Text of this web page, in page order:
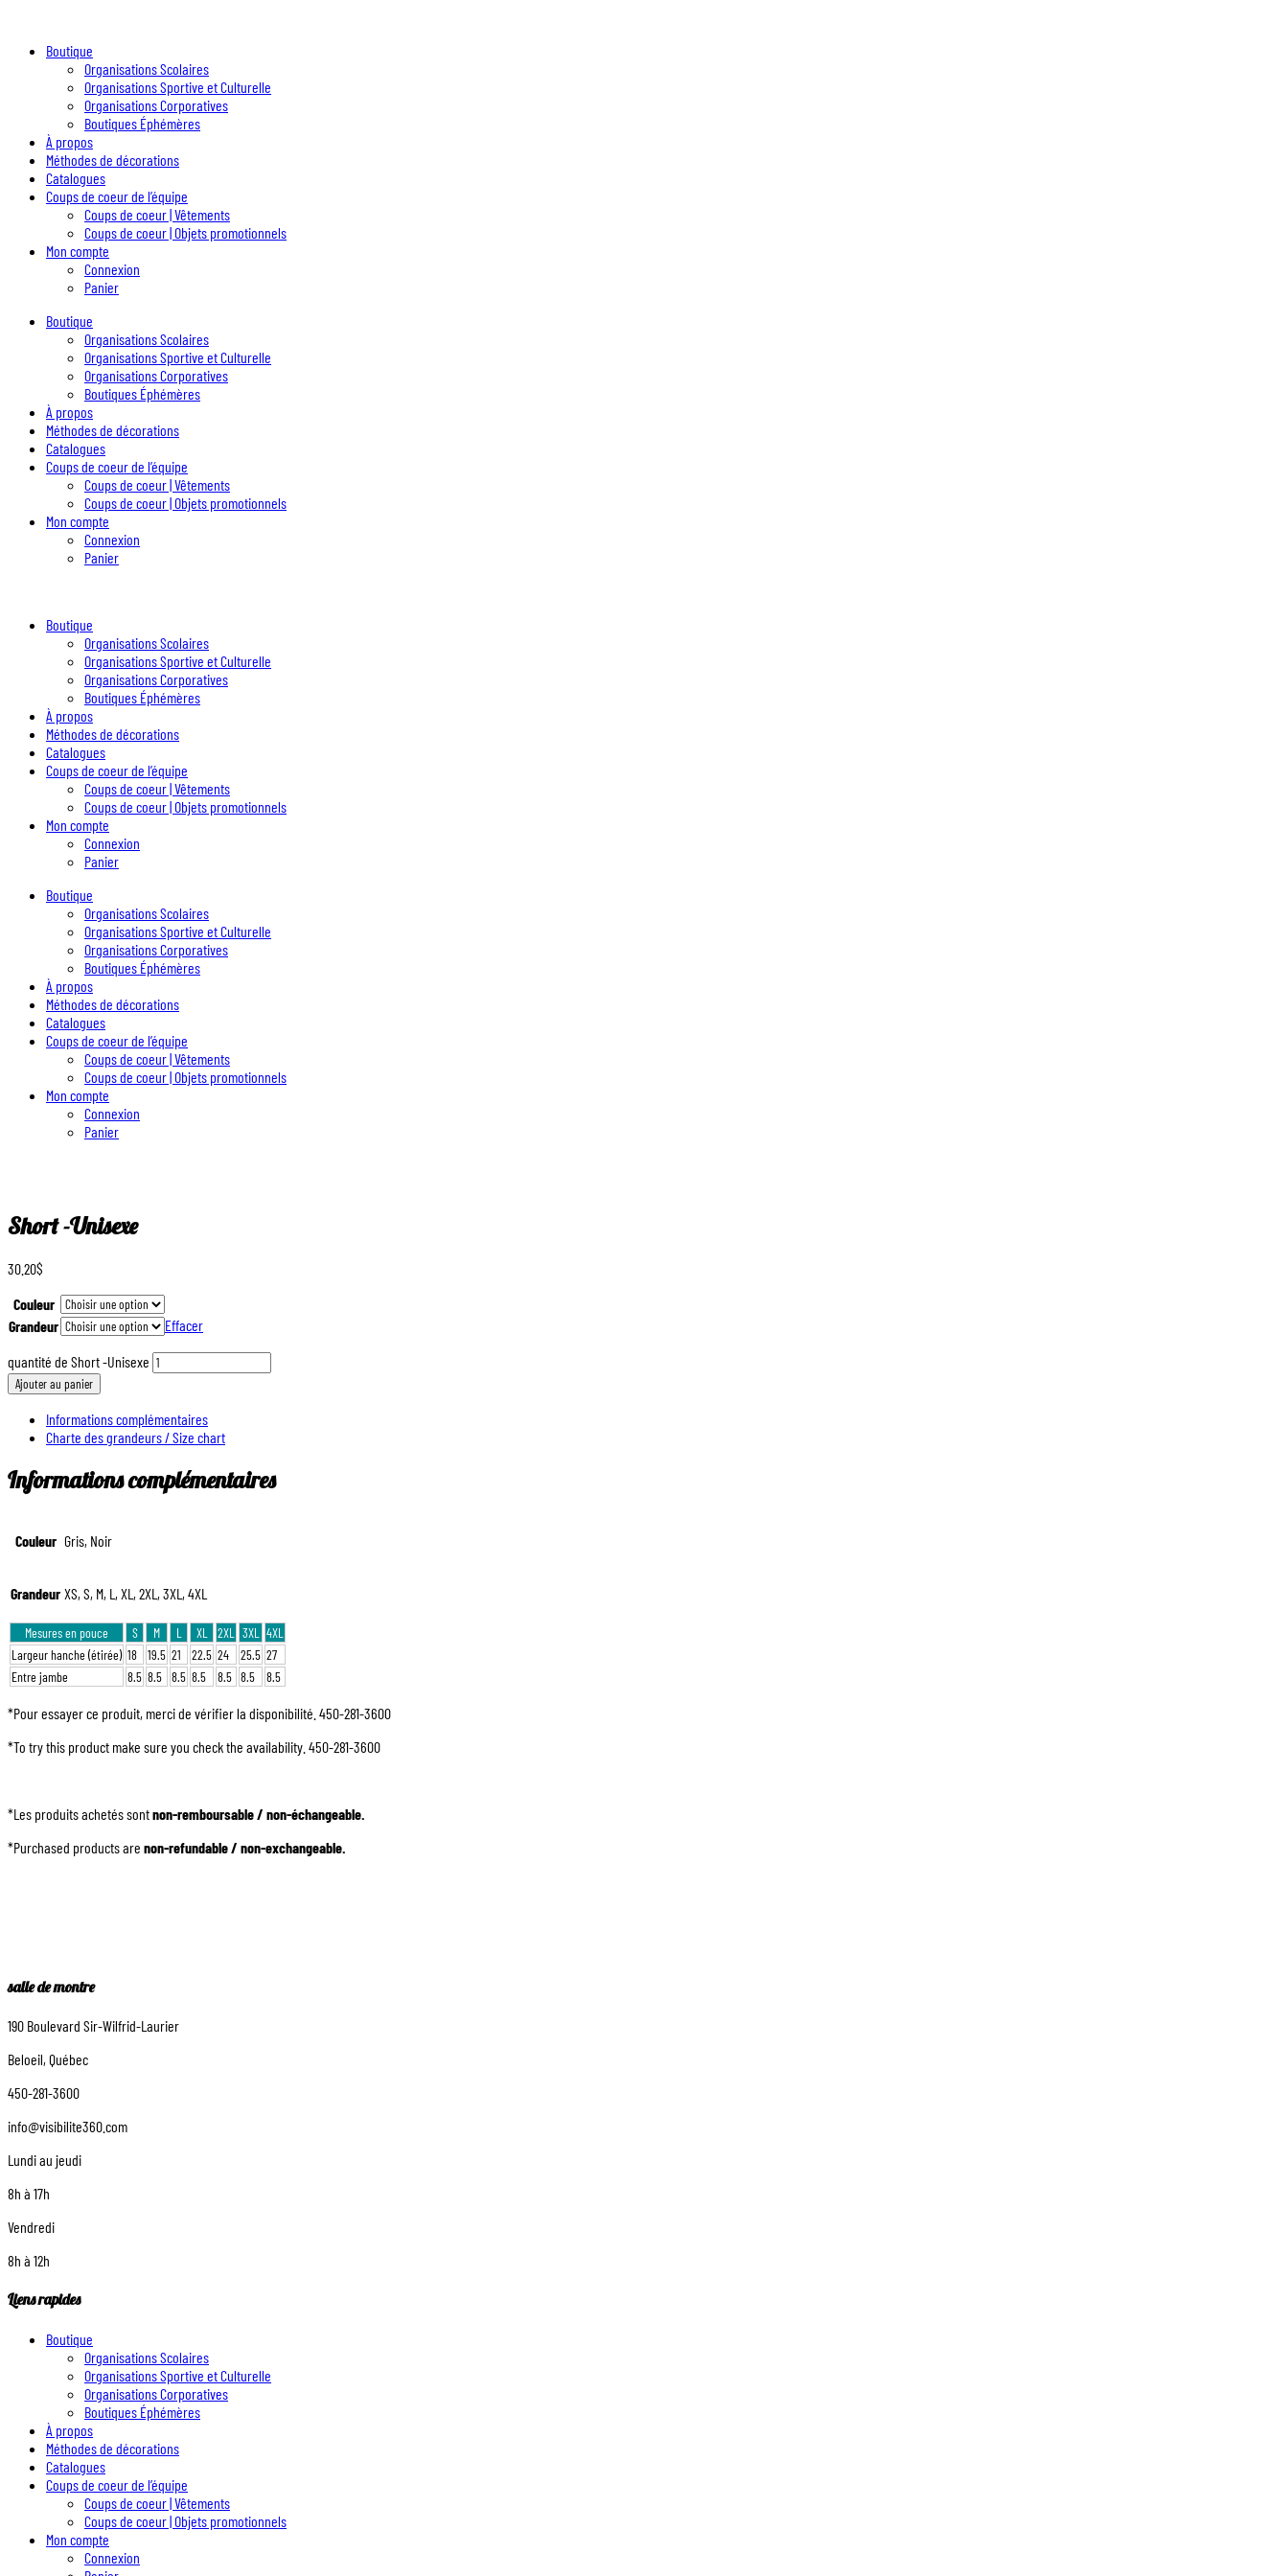
Boutique
Organisations Scolaires
Organisations Sportive et Culturelle
Organisations Corporatives
Boutiques Éphémères
À propos
Méthodes de décorations
Catalogues
Coups de coeur de l’équipe
Coups de coeur | Vêtements
Coups de coeur | Objets promotionnels
Mon compte
Connexion
Panier
Boutique
Organisations Scolaires
Organisations Sportive et Culturelle
Organisations Corporatives
Boutiques Éphémères
À propos
Méthodes de décorations
Catalogues
Coups de coeur de l’équipe
Coups de coeur | Vêtements
Coups de coeur | Objets promotionnels
Mon compte
Connexion
Panier
Boutique
Organisations Scolaires
Organisations Sportive et Culturelle
Organisations Corporatives
Boutiques Éphémères
À propos
Méthodes de décorations
Catalogues
Coups de coeur de l’équipe
Coups de coeur | Vêtements
Coups de coeur | Objets promotionnels
Mon compte
Connexion
Panier
Boutique
Organisations Scolaires
Organisations Sportive et Culturelle
Organisations Corporatives
Boutiques Éphémères
À propos
Méthodes de décorations
Catalogues
Coups de coeur de l’équipe
Coups de coeur | Vêtements
Coups de coeur | Objets promotionnels
Mon compte
Connexion
Panier
Short -Unisexe
30.20$
Couleur
Grandeur
Effacer
quantité de Short -Unisexe
Ajouter au panier
Informations complémentaires
Charte des grandeurs / Size chart
Informations complémentaires
Couleur Gris, Noir
Grandeur XS, S, M, L, XL, 2XL, 3XL, 4XL
Mesures en pouce S M L XL 2XL 3XL
4XL
Largeur hanche (étirée) 18 19.5 21 22.5 24 25.5 27
Entre jambe
8.5 8.5 8.5 8.5 8.5 8.5 8.5
*Pour essayer ce produit, merci de vérifier la disponibilité. 450-281-3600
*To try this product make sure you check the availability. 450-281-3600
*Les produits achetés sontnon-remboursable / non-échangeable.
*Purchased products are non-refundable / non-exchangeable.
salle de montre
190 Boulevard Sir-Wilfrid-Laurier
Beloeil, Québec
450-281-3600
info@visibilite360.com
Lundi au jeudi
8h à 17h
Vendredi
8h à 12h
Liens rapides
Boutique
Organisations Scolaires
Organisations Sportive et Culturelle
Organisations Corporatives
Boutiques Éphémères
À propos
Méthodes de décorations
Catalogues
Coups de coeur de l’équipe
Coups de coeur | Vêtements
Coups de coeur | Objets promotionnels
Mon compte
Connexion